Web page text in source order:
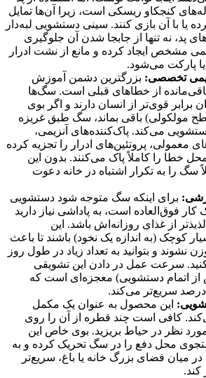
کنجکاو ریسکی است، زیرا آن‌ها تمایل
یا با آن بازی کنند. سینی دستشویی لبه‌دار
پد، نه تنها از جابجا شدن آن جلوگیری
مشخص ایجاد کرده و مانع از نشت ادرار
پارکت می‌شود.
تخصصی: بزرگترین دشمن آموزش
از خطاهای قبلی است. سگ‌ها
برابر قوی‌تر از انسان دارند و اگر بوی
مولکولی) باقی بماند، سگ طبق غریزه
می‌کند. پاک‌کننده‌های آنزیمی،
معمولی، پروتئین‌های ادرار را تجزیه کرده
خطا را کاملاً پاک می‌کنند. بدون این
سگ را به تکرار اشتباه در خانه دعوت
برای اینکه سگ متوجه شود دستشویی
فوق‌العاده است، به پاداشی نیاز دارید
از غذای روزانه‌اش باشد. این
کوچک (به اندازه یک نخود) باشند تا باعث
نشوند و بتوانید به تعداد زیاد در طول روز
کنید. سرعت عمل در دادن این تشویقی
پس از اتمام دستشویی) معجزه‌ای است که
این محصول به عنوان یک مکمل
کافی است چند قطره از آن را روی
نظر در حیاط بریزید. بوی خاص این
محل دفع را در سگ تحریک کرده و به
میان فضای بزرگ خانه یا باغ، سریع‌تر